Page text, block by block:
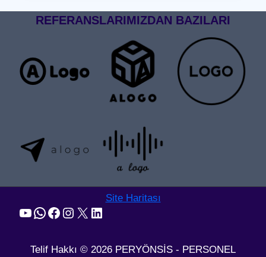
REFERANSLARIMIZDAN BAZILARI
Site Haritası
YouTube WhatsApp Facebook Instagram X LinkedIn
Telif Hakkı © 2026 PERYÖNSİS - PERSONEL